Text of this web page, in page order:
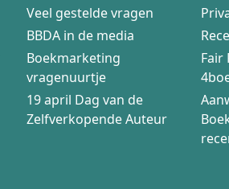
Veel gestelde vragen
BBDA in de media
Boekmarketing
vragenuurtje
19 april Dag van de
Zelfverkopende Auteur
Fair